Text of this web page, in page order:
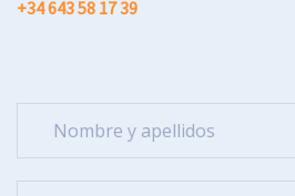
+34 643 58 17 39